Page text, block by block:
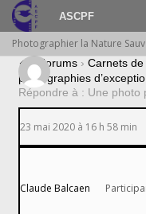
ASCPF
Photographier la Nature
› Forums › Carnets
photographies
Répondre à : Une photo
23 mai 2020 à 16 h 58 min
Claude Balcaen